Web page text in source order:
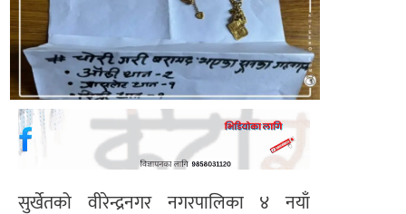
सुर्खेतको वीरेन्द्रनगर नगरपालिका ४ नयाँ